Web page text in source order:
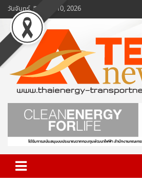
Skip
to
content
วันจันทร์, สิงหาคม 10, 2026
www.ten-
ข่าวพลังงานและคมนาคม